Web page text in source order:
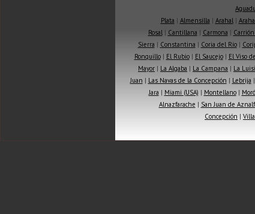
Plata | Almensilla | Arahal|
Rosal| Cantillana | Carmona |
Sierra | Constantina | Coria del Río|
Ronquillo| El Rubio| El Saucejo| El Viso
Mayor | La Algaba | La Campana | La
Juan | Las Navas de la Concepción | Lebrija |
Jara | Miami (USA) | Montellano|
Alnazfarache | San Juan de
Concepción |